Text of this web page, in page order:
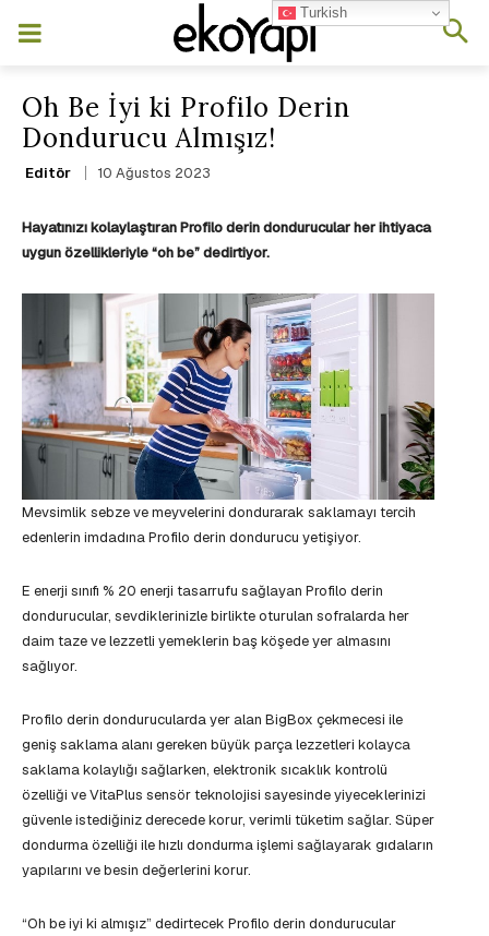
Oh Be İyi ki Profilo Derin
Dondurucu Almışız!
Editör 10 Ağustos 2023
Hayatınızı kolaylaştıran Profilo derin dondurucular her ihtiyaca
uygun özellikleriyle “oh be” dedirtiyor.
Mevsimlik sebze ve meyvelerini dondurarak saklamayı tercih
edenlerin imdadına Profilo derin dondurucu yetişiyor.
E enerji sınıfı % 20 enerji tasarrufu sağlayan Profilo derin
dondurucular, sevdiklerinizle birlikte oturulan sofralarda her
daim taze ve lezzetli yemeklerin baş köşede yer almasını
sağlıyor.
Profilo derin dondurucularda yer alan BigBox çekmecesi ile
geniş saklama alanı gereken büyük parça lezzetleri kolayca
saklama kolaylığı sağlarken, elektronik sıcaklık kontrolü
özelliği ve VitaPlus sensör teknolojisi sayesinde yiyeceklerinizi
güvenle istediğiniz derecede korur, verimli tüketim sağlar. Süper
dondurma özelliği ile hızlı dondurma işlemi sağlayarak gıdaların
yapılarını ve besin değerlerini korur.
“Oh be iyi ki almışız” dedirtecek Profilo derin dondurucular
Turkish